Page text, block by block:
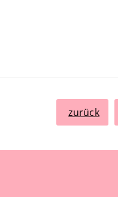
zurück